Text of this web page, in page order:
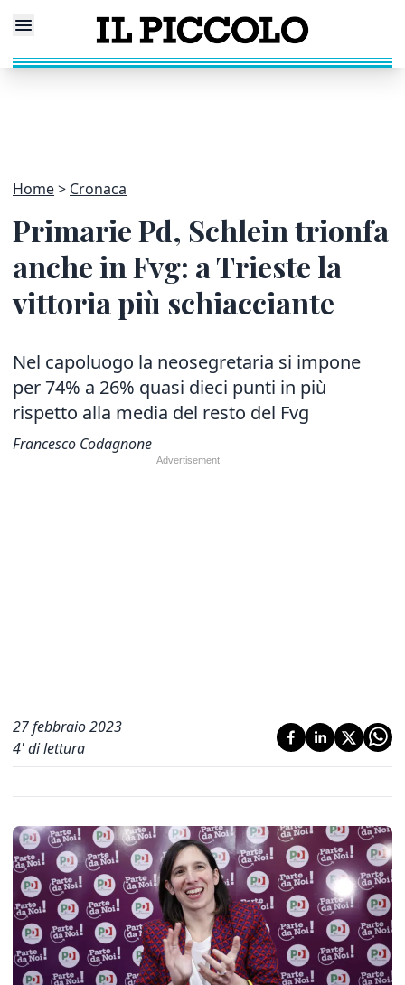
Home Cronaca
Primarie Pd, Schlein trionfa
anche in Fvg: a Trieste la
vittoria più schiacciante
Nel capoluogo la neosegretaria si impone
per 74% a 26% quasi dieci punti in più
rispetto alla media del resto del Fvg
Francesco Codagnone
27 febbraio 2023
4' di lettura